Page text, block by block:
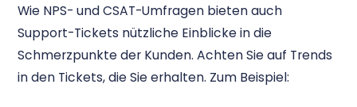
Wie NPS- und CSAT-Umfragen bieten auch
Support-Tickets nützliche Einblicke in die
Schmerzpunkte der Kunden. Achten Sie auf Trends
in den Tickets, die Sie erhalten. Zum Beispiel: